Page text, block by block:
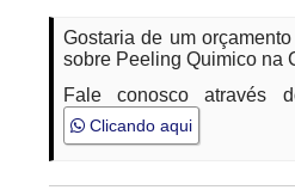
Gostaria de um
sobre Peeling Quimico na
Fale conosco através
Clicando aqui